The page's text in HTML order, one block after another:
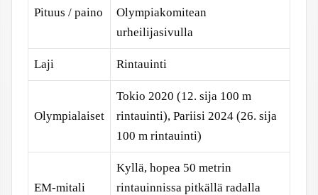
Pituus / paino
Olympiakomitean
urheilijasivulla
Laji Rintauinti
Olympialaiset
Tokio 2020 (12. sija 100 m
rintauinti), Pariisi 2024 (26. sija
100 m rintauinti)
EM-mitali
Kyllä, hopea 50 metrin
rintauinnissa pitkällä radalla